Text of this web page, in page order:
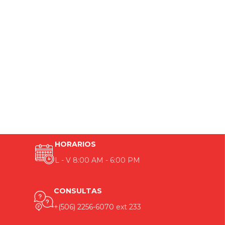
HORARIOS
L - V 8:00 AM - 6:00 PM
CONSULTAS
+(506) 2256-6070 ext 233